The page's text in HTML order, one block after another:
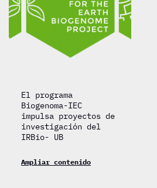
El programa
Biogenoma-IEC
impulsa proyectos de
investigación del
IRBio- UB
Ampliar contenido